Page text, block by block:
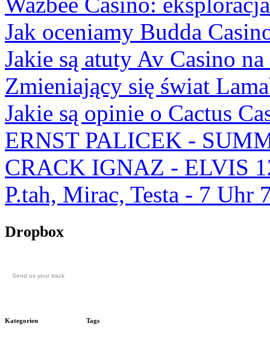
Jak oceniamy Budda
Jakie są atuty Av Casino
Zmieniający się świat
Jakie są opinie o Cactus
ERNST PALICEK -
CRACK IGNAZ - ELVIS
P.tah, Mirac, Testa - 7
Dropbox
Send us your track
Kategorien Tags